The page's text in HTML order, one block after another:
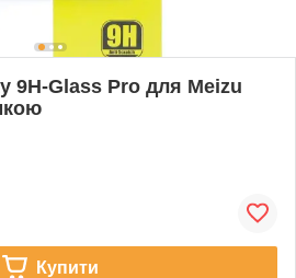
9H-Glass Pro для Meizu
Купити